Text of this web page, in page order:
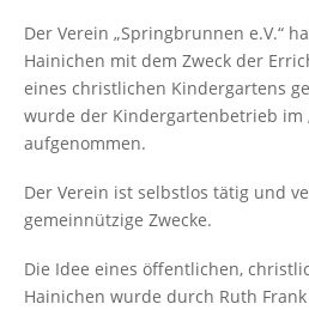
Der Verein „Springbrunnen e.V.“
Hainichen mit dem Zweck der
eines christlichen Kindergartens
wurde der Kindergartenbetrieb im
aufgenommen.
Der Verein ist selbstlos tätig und
gemeinnützige Zwecke.
Die Idee eines öffentlichen,
Hainichen wurde durch Ruth